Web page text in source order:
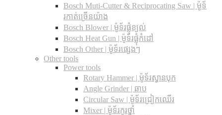
Bosch Muti-Cutter & Reciprocating Saw​ | ម៉ូទ័
រកាត់ច្រើនយ៉ាង
Bosch Blower | ម៉ូទ័រផ្លុំខ្យល់
Bosch Heat Gun | ម៉ូទ័រផ្លុំកំដៅ
Bosch Other | ម៉ូទ័រផ្សេងៗ
Other tools
Power tools
Rotary Hammer | ម៉ូទ័រស្វានបុក
Angle Grinder | ឆាប
Circular Saw​ | ម៉ូទ័រជ្រៀកឈើរ
Mixer | ម៉ូទ័រកូរថ្នាំ